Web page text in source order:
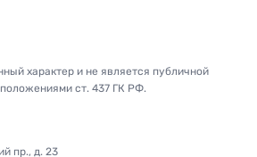
характер и не является публичной
ст. 437 ГК РФ.
пр., д. 23